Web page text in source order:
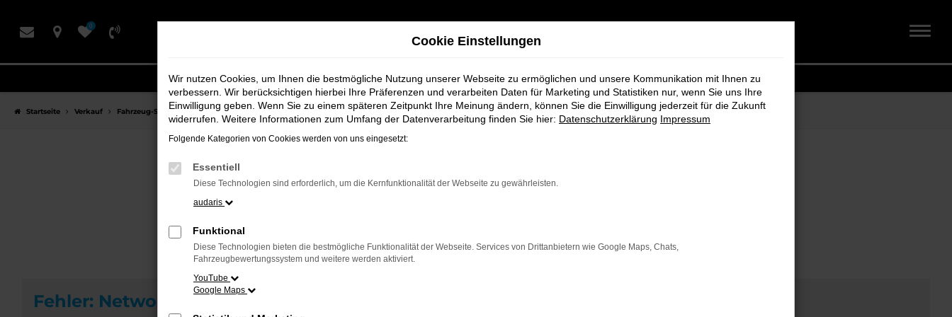
Hauptinhalt
0
Startseite Verkauf Fahrzeug-Showroom
Fahrzeug-Showroom
Fehler: Network Error
Cookie Einstellungen
Wir nutzen Cookies, um Ihnen die bestmögliche Nutzung unserer Webseite zu ermöglichen und unsere Kommunikation mit Ihnen zu
verbessern. Wir berücksichtigen hierbei Ihre Präferenzen und verarbeiten Daten für Marketing und Statistiken nur, wenn Sie uns Ihre
Einwilligung geben. Wenn Sie zu einem späteren Zeitpunkt Ihre Meinung ändern, können Sie die Einwilligung jederzeit für die Zukunft
widerrufen. Weitere Informationen zum Umfang der Datenverarbeitung finden Sie hier: Datenschutzerklärung Impressum
Folgende Kategorien von Cookies werden von uns eingesetzt:
Essentiell
Diese Technologien sind erforderlich, um die Kernfunktionalität der Webseite zu gewährleisten.
audaris
Funktional
Diese Technologien bieten die bestmögliche Funktionalität der Webseite. Services von Drittanbietern wie Google Maps, Chats,
Fahrzeugbewertungssystem und weitere werden aktiviert.
YouTube
Google Maps